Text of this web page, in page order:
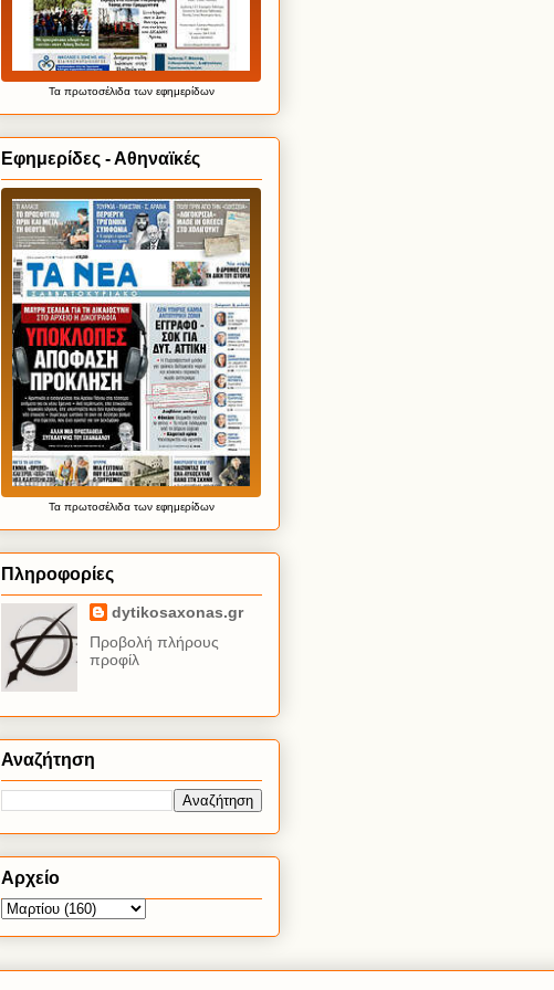
Τα πρωτοσέλιδατων εφημερίδων
Εφημερίδες - Αθηναϊκές
Τα πρωτοσέλιδατων εφημερίδων
Πληροφορίες
dytikosaxonas.gr
Προβολή πλήρους
προφίλ
Αναζήτηση
Αρχείο